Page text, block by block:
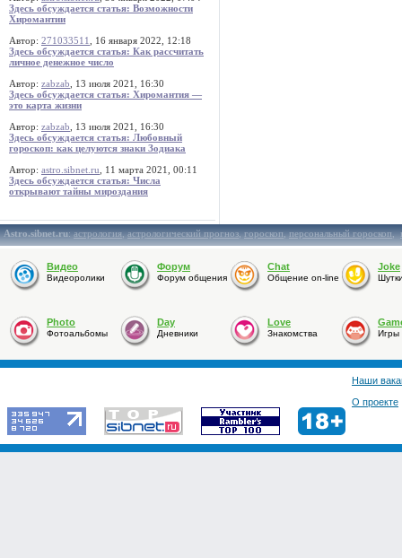
Здесь обсуждается статья: Возможности
Хиромантии
Автор: 271033511
, 16 января 2022, 12:18
Здесь обсуждается статья: Как рассчитать
личное денежное число
Автор: zabzab , 13 июля 2021, 16:30
Здесь обсуждается статья: Хиромантия —
это карта жизни
Автор: zabzab , 13 июля 2021, 16:30
Здесь обсуждается статья: Любовный
гороскоп: как целуются знаки Зодиака
Автор: astro.sibnet.ru , 11 марта 2021, 00:11
Здесь обсуждается статья: Числа
открывают тайны мироздания
Astro.sibnet.ru:астрология,астрологический прогноз,гороскоп,персональный гороскоп,
Видео
Видеоролики
Форум
Форум общения
Chat
Общение on-line
Joke
Photo
Фотоальбомы
Day
Дневники
Love
Знакомства Игры
Наши
О проекте